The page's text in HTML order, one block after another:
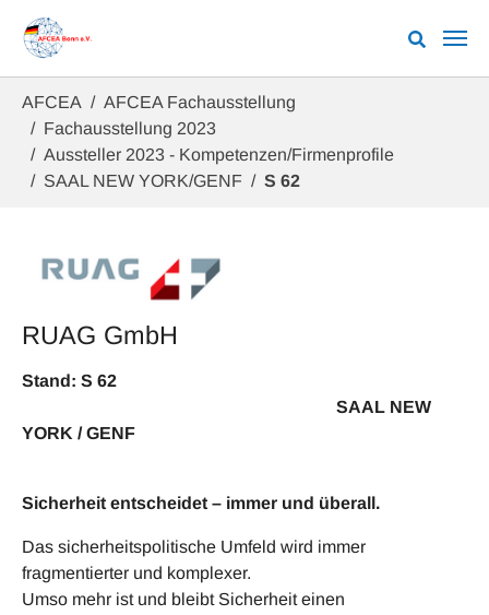
AFCEA
AFCEA Fachausstellung
Fachausstellung 2023
Aussteller 2023 - Kompetenzen/Firmenprofile
SAAL NEW YORK/GENF
S 62
RUAG GmbH
Stand: S 62
SAAL NEW
YORK / GENF
Sicherheit entscheidet – immer und überall.
Das sicherheitspolitische Umfeld wird immer
fragmentierter und komplexer.
Umso mehr ist und bleibt Sicherheit einen